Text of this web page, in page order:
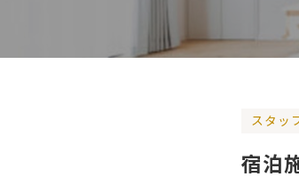
スタッ
宿泊